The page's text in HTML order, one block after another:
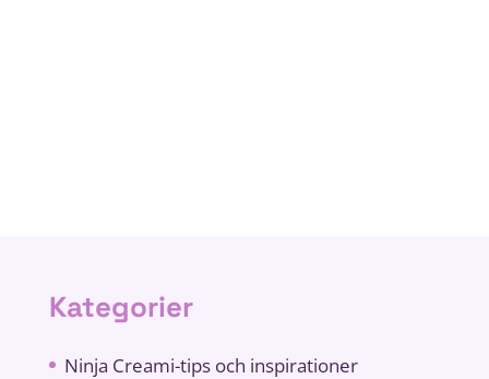
Kategorier
Ninja Creami-tips och inspirationer